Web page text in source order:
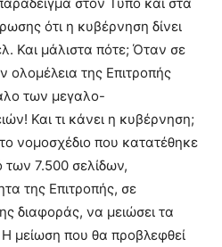
ότι η κυβέρνηση δίνει
Και μάλιστα πότε; Όταν σε
ολομέλεια της Επιτροπής
των μεγαλο-
Και τι κάνει η κυβέρνηση;
νομοσχέδιο που κατατέθηκε
των 7.500 σελίδων,
της Επιτροπής, σε
διαφοράς, να μειώσει τα
μείωση που θα προβλεφθεί